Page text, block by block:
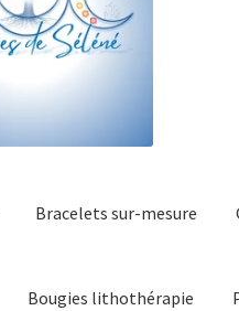
Bracelets sur-mesure
Bougies lithothérapie